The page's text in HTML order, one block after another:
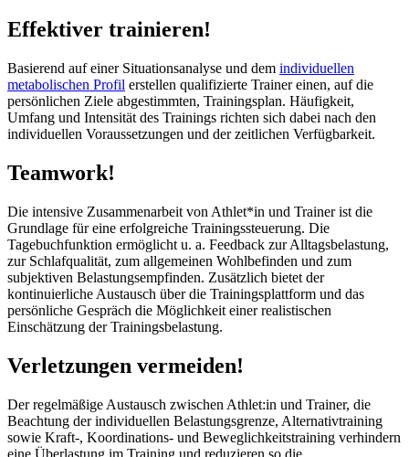
Effektiver trainieren!
Basierend auf einer Situationsanalyse und dem individuellen
metabolischen Profil erstellen qualifizierte Trainer einen, auf die
persönlichen Ziele abgestimmten, Trainingsplan. Häufigkeit,
Umfang und Intensität des Trainings richten sich dabei nach den
individuellen Voraussetzungen und der zeitlichen Verfügbarkeit.
Teamwork!
Die intensive Zusammenarbeit von Athlet*in und Trainer ist die
Grundlage für eine erfolgreiche Trainingssteuerung. Die
Tagebuchfunktion ermöglicht u. a. Feedback zur Alltagsbelastung,
zur Schlafqualität, zum allgemeinen Wohlbefinden und zum
subjektiven Belastungsempfinden. Zusätzlich bietet der
kontinuierliche Austausch über die Trainingsplattform und das
persönliche Gespräch die Möglichkeit einer realistischen
Einschätzung der Trainingsbelastung.
Verletzungen vermeiden!
Der regelmäßige Austausch zwischen Athlet:in und Trainer, die
Beachtung der individuellen Belastungsgrenze, Alternativtraining
sowie Kraft-, Koordinations- und Beweglichkeitstraining verhindern
eine Überlastung im Training und reduzieren so die